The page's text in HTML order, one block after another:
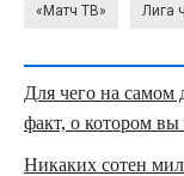
«Матч ТВ» Лига
Для чего на самом
факт, о котором вы
Никаких сотен